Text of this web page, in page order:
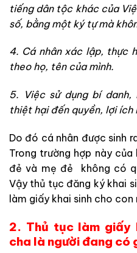
tiếng dân tộc khác của
số, bằng một ký tự mà
4. Cá nhân xác lập, thực
theo họ, tên của mình.
5. Việc sử dụng bí
thiệt hại đến quyền, lợi ích
Do đó cá nhân được sinh
Trong trường hợp này
đẻ và mẹ đẻ không có
Vậy thủ tục đăng ký khai
làm giấy khai sinh cho con
2. Thủ tục làm giấy
cha là người đang có